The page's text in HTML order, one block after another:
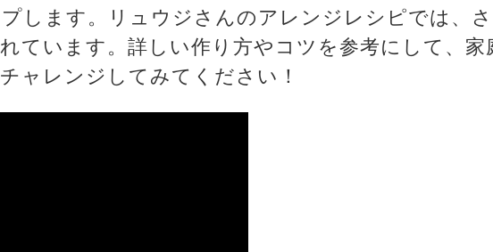
します。リュウジさんのアレンジレシピでは、
ています。詳しい作り方やコツを参考にして、家
ャレンジしてみてください！